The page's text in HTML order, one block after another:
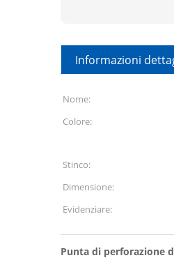
Informazioni
Nome:
Colore:
Stinco:
Dimensione:
Evidenziare:
Punta di perforazione